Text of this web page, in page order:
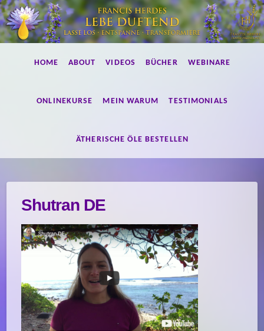
Lebe
duftend!
HOME ABOUT VIDEOS BÜCHER WEBINARE
ONLINEKURSE MEIN WARUM TESTIMONIALS
ÄTHERISCHE ÖLE BESTELLEN
Shutran DE